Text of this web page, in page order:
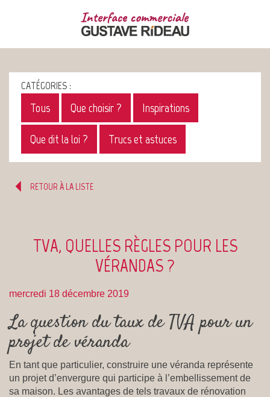
CATÉGORIES :
Tous Que choisir ? Inspirations
Que dit la loi ? Trucs et astuces
RETOUR À LA LISTE
TVA, QUELLES RÈGLES POUR LES
VÉRANDAS ?
mercredi 18 décembre 2019
La question du taux de TVA pour un
projet de véranda
En tant que particulier, construire une véranda représente
un projet d’envergure qui participe à l’embellissement de
sa maison. Les avantages de tels travaux de rénovation